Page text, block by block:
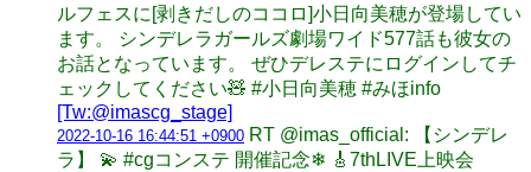
ルフェスに[剥きだしのココロ]小日向美穂が登場してい
ます。 シンデレラガールズ劇場ワイド577話も彼女の
お話となっています。 ぜひデレステにログインしてチ
ェックしてください🧸 #小日向美穂 #みほinfo
[Tw:@imascg_stage]
2022-10-16 16:44:51 +0900 RT @imas_official: 【シンデレ
ラ】 💫 #cgコンステ 開催記念❄ 🎸7thLIVE上映会